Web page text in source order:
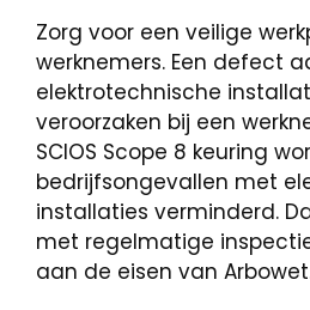
Zorg voor een veilige
werknemers. Een defect
elektrotechnische
veroorzaken bij een
SCIOS Scope 8 keuring
bedrijfsongevallen met
installaties verminderd.
met regelmatige
aan de eisen van